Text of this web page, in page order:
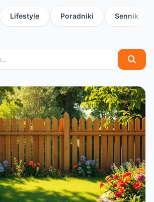
Lifestyle Poradniki Sennik